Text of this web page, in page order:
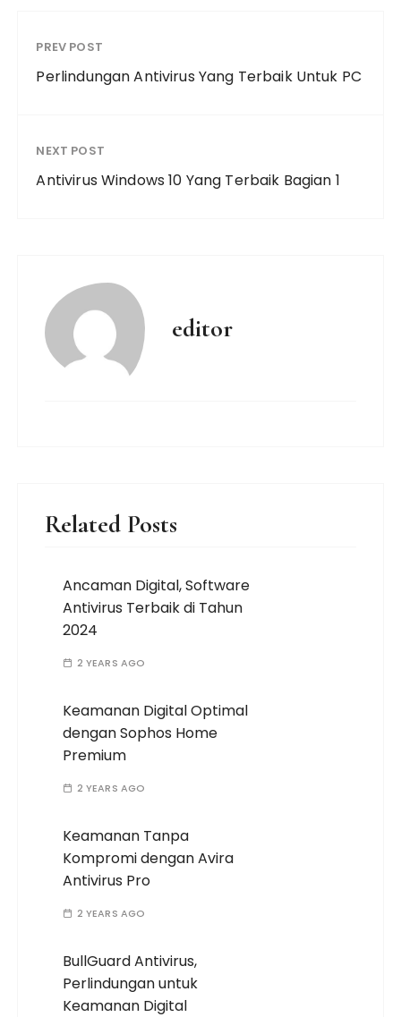
PREV POST
Perlindungan Antivirus Yang Terbaik Untuk PC
NEXT POST
Antivirus Windows 10 Yang Terbaik Bagian 1
editor
Related Posts
Ancaman Digital, Software
Antivirus Terbaik di Tahun
2024
2 YEARS AGO
Keamanan Digital Optimal
dengan Sophos Home
Premium
2 YEARS AGO
Keamanan Tanpa
Kompromi dengan Avira
Antivirus Pro
2 YEARS AGO
BullGuard Antivirus,
Perlindungan untuk
Keamanan Digital